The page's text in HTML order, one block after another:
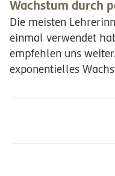
Wachstum durch
Die meisten
einmal verwendet
empfehlen uns
exponentielles